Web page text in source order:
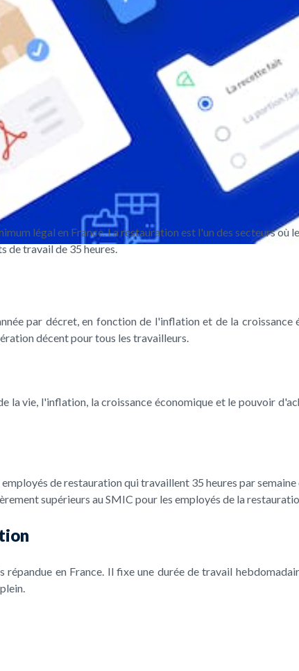
légal en France. La restauration est l'un des secteurs où
de travail de 35 heures.
par décret, en fonction de l'inflation et de la croissance
décent pour tous les travailleurs.
la vie, l'inflation, la croissance économique et le pouvoir
de restauration qui travaillent 35 heures par
supérieurs au SMIC pour les employés de la
en France. Il fixe une durée de travail